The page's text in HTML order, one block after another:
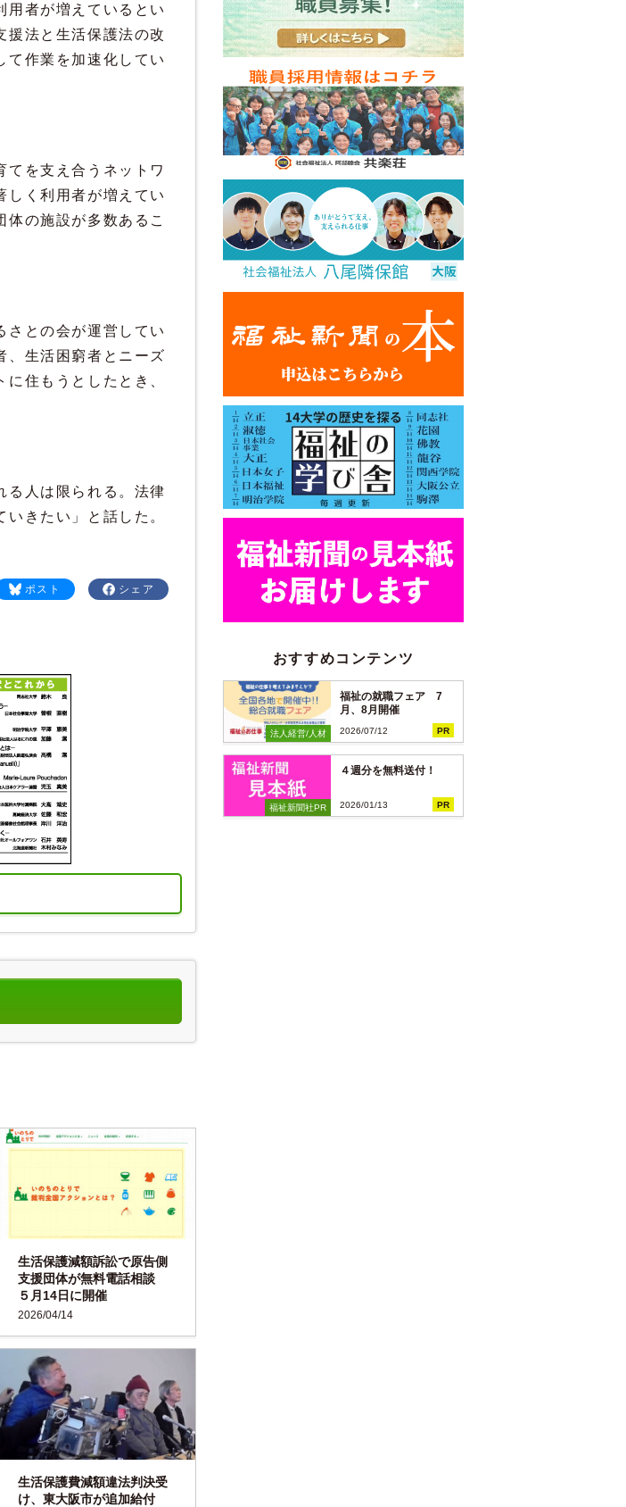
用者が増えているとい
援法と生活保護法の改
て作業を加速化してい
てを支え合うネットワ
しく利用者が増えてい
の施設が多数あるこ
さとの会が運営してい
、生活困窮者とニーズ
住もうとしたとき、
る人は限られる。法律
きたい」と話した。
シェア
ポスト
2026/04/14
生活保護減額訴訟で原告側
支援団体が無料電話相談
５月14日に開催
生活保護費減額違法判決受
け、東大阪市が追加給付
おすすめコンテンツ
法人経営/人材
福祉の就職フェア 7
月、8月開催
2026/07/12 PR
福祉新聞社PR
４週分を無料送付！
2026/01/13 PR